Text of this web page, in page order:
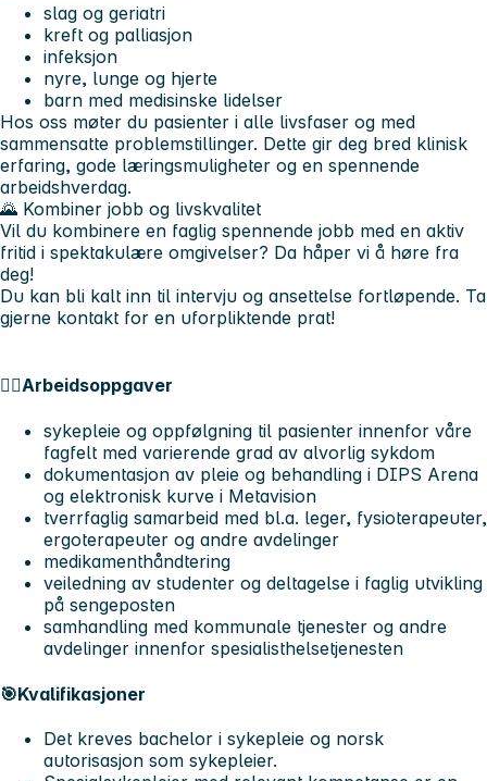
slag og geriatri
kreft og palliasjon
infeksjon
nyre, lunge og hjerte
barn med medisinske lidelser
Hos oss møter du pasienter i alle livsfaser og med
sammensatte problemstillinger. Dette gir deg bred klinisk
erfaring, gode læringsmuligheter og en spennende
arbeidshverdag.
🌄 Kombiner jobb og livskvalitet
Vil du kombinere en faglig spennende jobb med en aktiv
fritid i spektakulære omgivelser? Da håper vi å høre fra
deg!
Du kan bli kalt inn til intervju og ansettelse fortløpende. Ta
gjerne kontakt for en uforpliktende prat!
👨‍⚕️Arbeidsoppgaver
sykepleie og oppfølgning til pasienter innenfor våre
fagfelt med varierende grad av alvorlig sykdom
dokumentasjon av pleie og behandling i DIPS Arena
og elektronisk kurve i Metavision
tverrfaglig samarbeid med bl.a. leger, fysioterapeuter,
ergoterapeuter og andre avdelinger
medikamenthåndtering
veiledning av studenter og deltagelse i faglig utvikling
på sengeposten
samhandling med kommunale tjenester og andre
avdelinger innenfor spesialisthelsetjenesten
🎯Kvalifikasjoner
Det kreves bachelor i sykepleie og norsk
autorisasjon som sykepleier.